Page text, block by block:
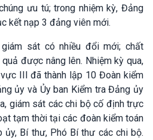
ưu tú; trong nhiệm kỳ, Đảng
kết nạp 3 đảng viên mới.
sát có nhiều đổi mới; chất
được nâng lên. Nhiệm kỳ qua,
III đã thành lập 10 Đoàn kiểm
ủy và Ủy ban Kiểm tra Đảng ủy
giám sát các chi bộ cố định trực
tạm thời tại các đoàn kiểm toán
ủy, Bí thư, Phó Bí thư các chi bộ.